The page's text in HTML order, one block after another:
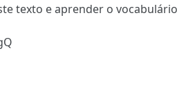
texto e aprender o